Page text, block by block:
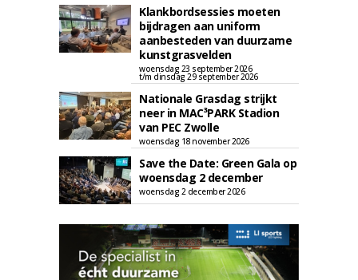
Klankbordsessies moeten
bijdragen aan uniform
aanbesteden van duurzame
kunstgrasvelden
woensdag 23 september 2026
t/m dinsdag 29 september 2026
Nationale Grasdag strijkt
neer in MAC³PARK Stadion
van PEC Zwolle
woensdag 18 november 2026
Save the Date: Green Gala op
woensdag 2 december
woensdag 2 december 2026